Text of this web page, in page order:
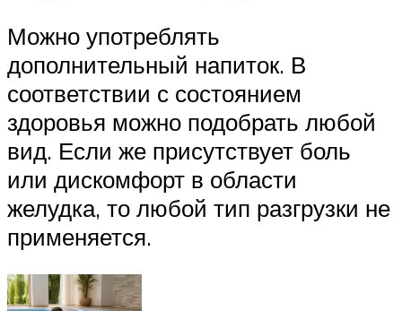
Можно употреблять
дополнительный напиток. В
соответствии с состоянием
здоровья можно подобрать любой
вид. Если же присутствует боль
или дискомфорт в области
желудка, то любой тип разгрузки не
применяется.